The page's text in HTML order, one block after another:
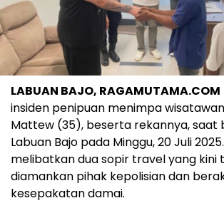
LABUAN BAJO, RAGAMUTAMA.COM
insiden penipuan menimpa
Mattew (35), beserta rekannya, saat
Labuan Bajo pada Minggu, 20 Juli
melibatkan dua sopir travel yang kini
diamankan pihak kepolisian dan
kesepakatan damai.